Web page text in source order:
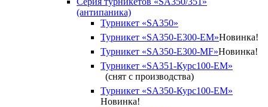
(антипаника)
Турникет «SA350»
Турникет «SA350-Е300-EM»Новинка!
Турникет «SA350-Е300-MF»Новинка!
Турникет «SA351-Курс100-ЕМ»
(снят с производства)
Турникет «SA350-Курс100-EM»
Новинка!